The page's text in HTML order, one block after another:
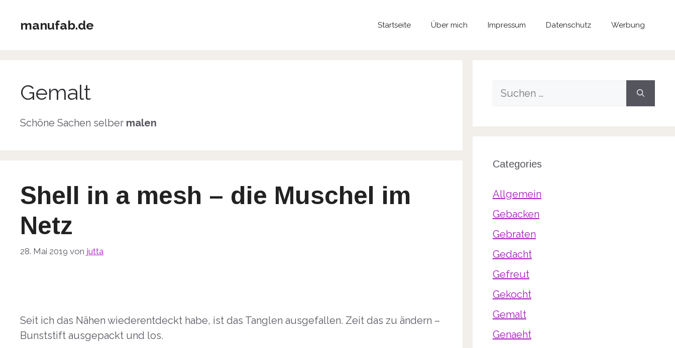
Inhaltmanufab.de Startseite Über mich Impressum Datenschutz Werbung
Gemalt
Schöne Sachen selber malen
Shell in a mesh – die Muschel im
Netz
28. Mai 2019 von jutta
Seit ich das Nähen wiederentdeckt habe, ist das Tanglen ausgefallen. Zeit das zu ändern –
Bunststift ausgepackt und los.
Suche
Categories
Allgemein
Gebacken
Gebraten
Gedacht
Gefreut
Gekocht
Gemalt
Genaeht